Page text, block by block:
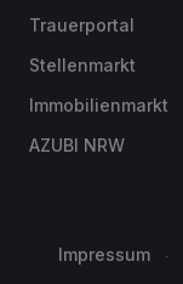
Trauerportal
Stellenmarkt
Immobilienmarkt
AZUBI NRW
Impressum